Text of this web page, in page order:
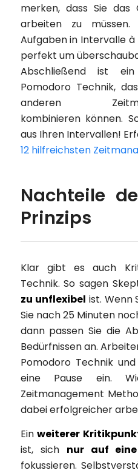
merken, dass Sie das
arbeiten zu
Aufgaben in Intervalle à
perfekt um
Abschließend ist
Pomodoro Technik,
anderen
kombinieren können.
aus Ihren Intervallen!
12 hilfreichsten
Nachteile
Prinzips
Klar gibt es auch
Technik. So sagen
zu unflexibel ist. Wenn
Sie nach 25 Minuten
dann passen Sie die
Bedürfnissen an.
Pomodoro Technik
eine Pause ein.
Zeitmanagement
dabei erfolgreicher
Einweiterer
ist, sich nur auf
fokussieren.